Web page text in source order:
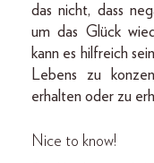
das nicht, dass
um das Glück
kann es hilfreich
Lebens zu
erhalten oder zu
Nice to know!